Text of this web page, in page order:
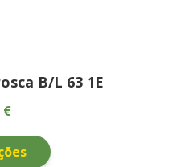
B/L 63 1E
€